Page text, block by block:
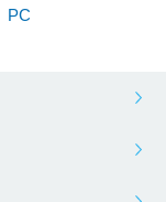
PC